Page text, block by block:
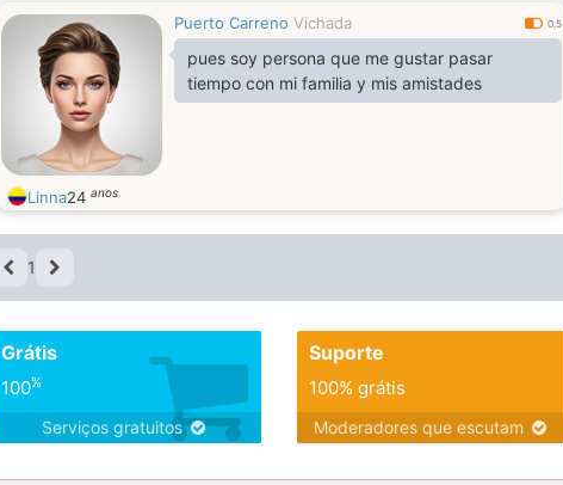
Puerto Carreno Vichada 0.5
pues soy persona que me gustar pasar
tiempo con mi familia y mis amistades
Linna24 anos
1
Grátis
100%
Serviços gratuitos
Suporte
100% grátis
Moderadores que escutam